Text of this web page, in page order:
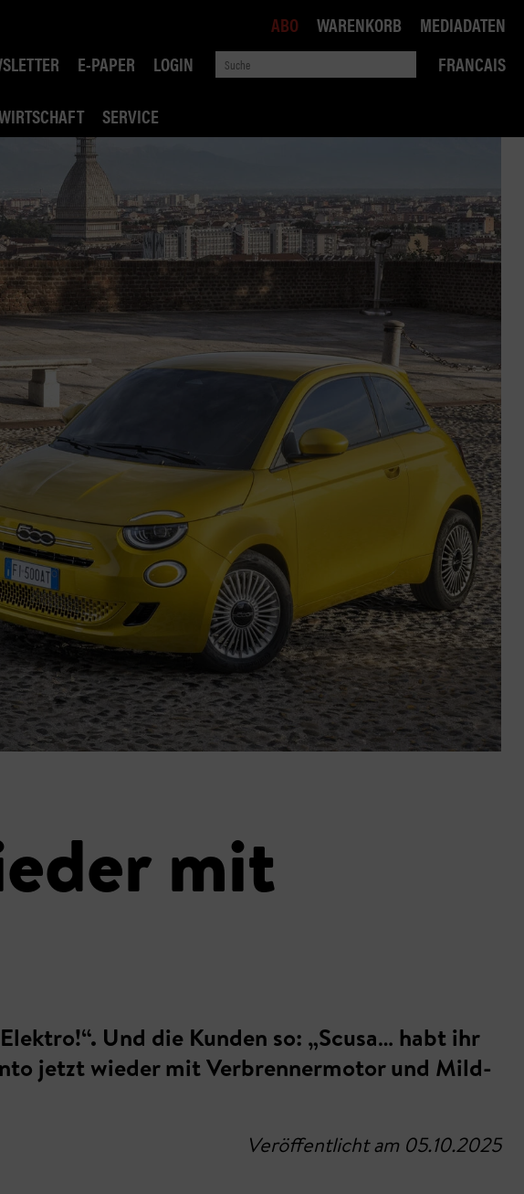
E-PAPER LOGIN
FRANCAIS
SERVICE
AI RECHTSBERATUNG
VERKEHRSPOLITIK
WETTBEWERB
ABO WARENKORB MEDIADATEN
mit
Und die Kunden so: „Scusa… habt ihr
jetzt wieder mit Verbrennermotor und Mild-
Veröffentlicht am 05.10.2025